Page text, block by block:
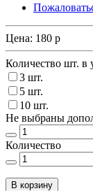
Цена: 180 p
Количество шт. в
3 шт.
5 шт.
10 шт.
Не выбраны
Количество
В корзину